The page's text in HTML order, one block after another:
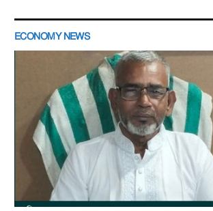
ECONOMY NEWS